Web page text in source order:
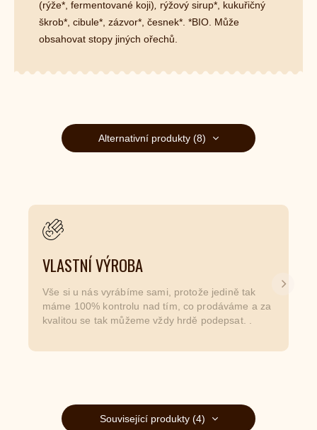
(rýže*, fermentované koji), rýžový sirup*, kukuřičný
škrob*, cibule*, zázvor*, česnek*. *BIO. Může
obsahovat stopy jiných ořechů.
Alternativní produkty (8)
VLASTNÍ VÝROBA
Vše si u nás vyrábíme sami, protože jedině tak
máme 100% kontrolu nad tím, co prodáváme a za
kvalitou se tak můžeme vždy hrdě podepsat. .
Další
Související produkty (4)